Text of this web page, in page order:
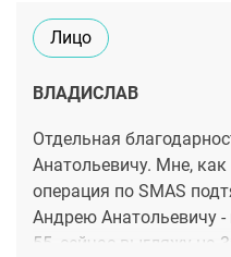
Лицо
ВЛАДИСЛАВ
Отдельная
Анатольевичу. Мне,
операция по SMAS
Андрею Анатольевичу
55, сейчас выгляжу на